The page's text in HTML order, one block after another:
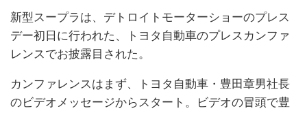
新型スープラは、デトロイトモーターショーのプレス
デー初日に行われた、トヨタ自動車のプレスカンファ
レンスでお披露目された。
カンファレンスはまず、トヨタ自動車・豊田章男社長
のビデオメッセージからスタート。ビデオの冒頭で豊